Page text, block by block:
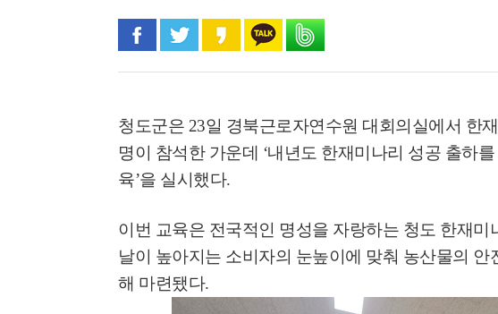
페이스북으로 공유
트위터로 공유카카오 스토리로 공유
카카오톡으로 공유
청도군은 23일 경북근로자연수원 대회의실에서 한
명이 참석한 가운데 ‘내년도 한재미나리 성공 출하
육’을 실시했다.
이번 교육은 전국적인 명성을 자랑하는 청도 한재미
날이 높아지는 소비자의 눈높이에 맞춰 농산물의 안
해 마련됐다.